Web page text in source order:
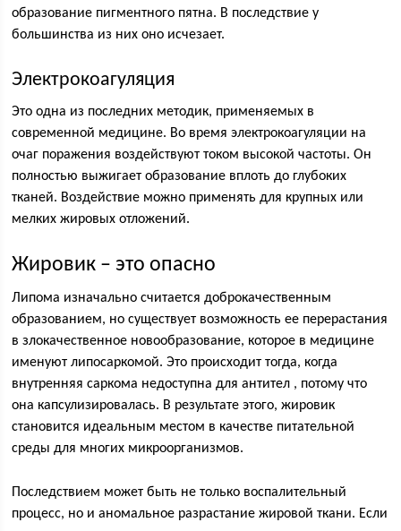
образование пигментного пятна. В последствие у
большинства из них оно исчезает.
Электрокоагуляция
Это одна из последних методик, применяемых в
современной медицине. Во время электрокоагуляции на
очаг поражения воздействуют током высокой частоты. Он
полностью выжигает образование вплоть до глубоких
тканей. Воздействие можно применять для крупных или
мелких жировых отложений.
Жировик – это опасно
Липома изначально считается доброкачественным
образованием, но существует возможность ее перерастания
в злокачественное новообразование, которое в медицине
именуют липосаркомой. Это происходит тогда, когда
внутренняя саркома недоступна для антител , потому что
она капсулизировалась. В результате этого, жировик
становится идеальным местом в качестве питательной
среды для многих микроорганизмов.
Последствием может быть не только воспалительный
процесс, но и аномальное разрастание жировой ткани. Если